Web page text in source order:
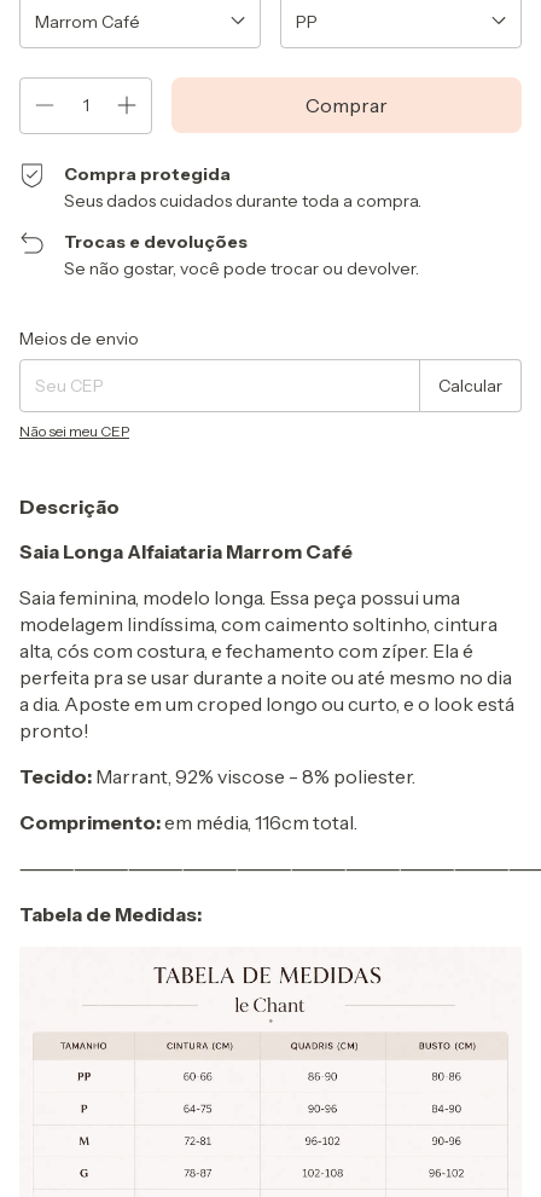
Compra protegida
Seus dados cuidados durante toda a compra.
Trocas e devoluções
Se não gostar, você pode trocar ou devolver.
Entregas para o CEP:
Meios de envio
Calcular
Não sei meu CEP
Descrição
Saia Longa Alfaiataria Marrom Café
Saia feminina, modelo longa. Essa peça possui uma
modelagem lindíssima, com caimento soltinho, cintura
alta, cós com costura, e fechamento com zíper. Ela é
perfeita pra se usar durante a noite ou até mesmo no dia
a dia. Aposte em um croped longo ou curto, e o look está
pronto!
Tecido: Marrant, 92% viscose - 8% poliester.
Comprimento:em média, 116cm total.
Tabela de Medidas: